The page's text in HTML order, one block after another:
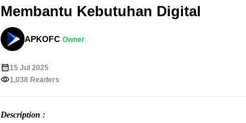
Membantu Kebutuhan Digital
APKOFC Owner
15 Jul 2025
1,038 Readers
Description :